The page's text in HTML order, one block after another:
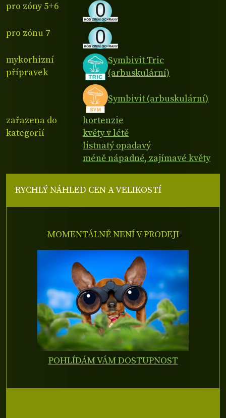
pro zóny 5+6
pro zónu 7
mykorhizní
přípravek
Symbivit Tric
(arbuskulární)
Symbivit (arbuskulární)
zařazena do
kategorií
hortenzie
květy v létě
listnatý opadavý
méně nápadné, zajímavé květy
RYCHLÝ NÁHLED CEN A VELIKOSTÍ
MOMENTÁLNĚ NENÍ V PRODEJI
POHLÍDÁM VÁM DOSTUPNOST